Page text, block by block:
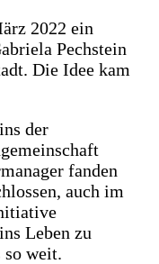
2022 ein
Pechstein
Die Idee kam
der
fanden
auch im
Leben zu
so weit.